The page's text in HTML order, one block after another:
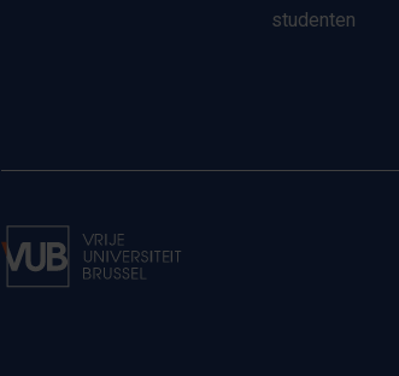
studenten